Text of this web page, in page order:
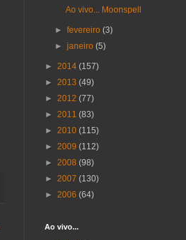
Ao vivo... Moonspell
►fevereiro(3)
►janeiro(5)
► 2014 (157)
► 2013 (49)
► 2012 (77)
► 2011 (83)
► 2010 (115)
► 2009 (112)
► 2008 (98)
► 2007 (130)
► 2006 (64)
Ao vivo...